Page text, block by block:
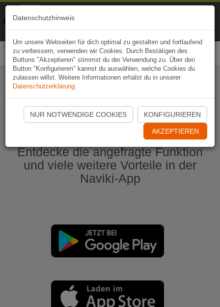
Naviki App jetzt öffnen
Entdecke die angefragte Funktion
und viele weitere Vorteile in der
Naviki-App
Datenschutzhinweis
Um unsere Webseiten für dich optimal zu gestalten und fortlaufend
zu verbessern, verwenden wir Cookies. Durch Bestätigen des
Buttons "Akzeptieren" stimmst du der Verwendung zu. Über den
Button "Konfigurieren" kannst du auswählen, welche Cookies du
zulassen willst. Weitere Informationen erhälst du in unserer
Datenschutzerklärung.
NUR NOTWENDIGE COOKIES KONFIGURIEREN
AKZEPTIEREN
Naviki